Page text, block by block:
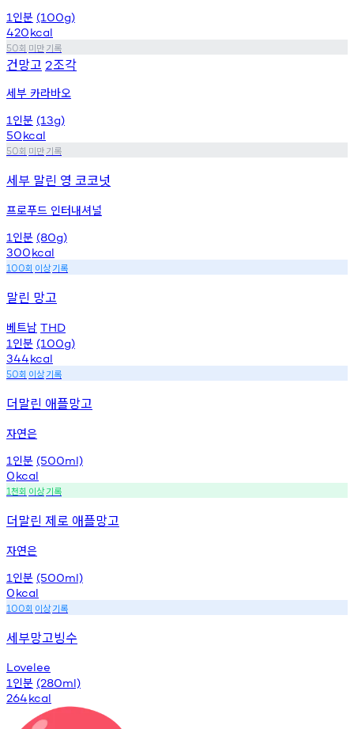
1 인분 (100g)
420kcal
50회 미만기록
건망고 2조각
세부 카라바오
1 인분 (13g)
50kcal
50회 미만기록
세부 말린 영 코코넛
프로푸드 인터내셔널
1 인분 (80g)
300kcal
100회 이상기록
말린 망고
베트남 THD
1 인분 (100g)
344kcal
50회 이상기록
더말린 애플망고
자연은
1 인분 (500ml)
0kcal
1천회 이상기록
더말린 제로 애플망고
자연은
1 인분 (500ml)
0kcal
100회 이상기록
세부망고빙수
Lovelee
1 인분 (280ml)
264kcal